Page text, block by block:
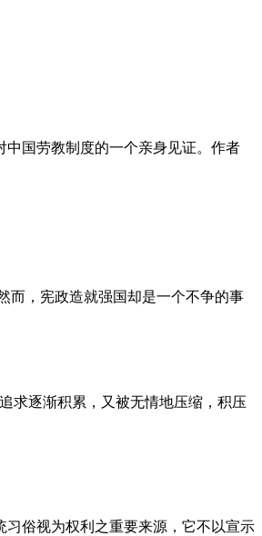
中国劳教制度的一个亲身见证。作者
而，宪政造就强国却是一个不争的事
求逐渐积累，又被无情地压缩，积压
习俗视为权利之重要来源，它不以宣示